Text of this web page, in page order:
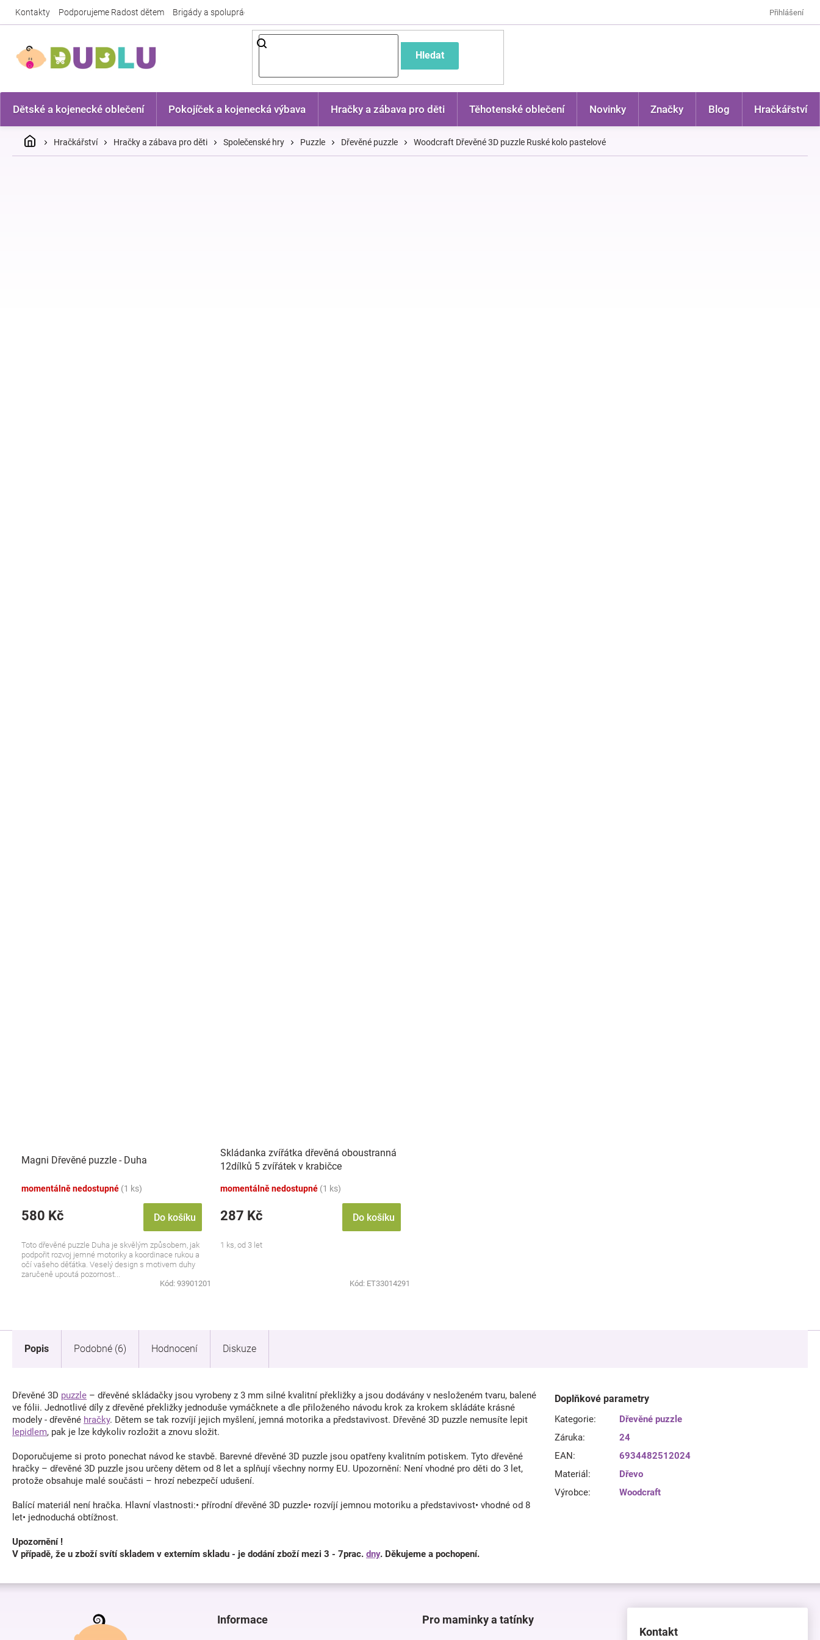
Kontakty Podporujeme Radost dětem Brigády a spolupráce Přihlášení
Hledat
Dětské a kojenecké oblečení Pokojíček a kojenecká výbava Hračky a zábava pro děti Těhotenské oblečení Novinky Značky Blog Hračkářství
DomůHračkářství Hračky a zábava pro děti Společenské hry Puzzle Dřevěné puzzle Woodcraft Dřevěné 3D puzzle Ruské kolo pastelové
Magni Dřevěné puzzle - Duha
momentálně nedostupné (1 ks)
580 Kč Do košíku
Toto dřevěné puzzle Duha je skvělým způsobem, jak
podpořit rozvoj jemné motoriky a koordinace rukou a
očí vašeho děťátka. Veselý design s motivem duhy
zaručeně upoutá pozornost...
Kód: 93901201
Skládanka zvířátka dřevěná oboustranná
12dílků 5 zvířátek v krabičce
momentálně nedostupné (1 ks)
287 Kč Do košíku
1 ks, od 3 let
Kód: ET33014291
Popis Podobné (6) Hodnocení Diskuze
Dřevěné 3D puzzle – dřevěné skládačky jsou vyrobeny z 3 mm silné kvalitní překližky a jsou dodávány v nesloženém tvaru, balené
ve fólii. Jednotlivé díly z dřevěné překližky jednoduše vymáčknete a dle přiloženého návodu krok za krokem skládáte krásné
modely - dřevěné hračky. Dětem se tak rozvíjí jejich myšlení, jemná motorika a představivost. Dřevěné 3D puzzle nemusíte lepit
lepidlem, pak je lze kdykoliv rozložit a znovu složit.
Doporučujeme si proto ponechat návod ke stavbě. Barevné dřevěné 3D puzzle jsou opatřeny kvalitním potiskem. Tyto dřevěné
hračky – dřevěné 3D puzzle jsou určeny dětem od 8 let a splňují všechny normy EU. Upozornění: Není vhodné pro děti do 3 let,
protože obsahuje malé součásti – hrozí nebezpečí udušení.
Balící materiál není hračka. Hlavní vlastnosti:• přírodní dřevěné 3D puzzle• rozvíjí jemnou motoriku a představivost• vhodné od 8
let• jednoduchá obtížnost.
Upozornění !
V případě, že u zboží svítí skladem v externím skladu - je dodání zboží mezi 3 - 7prac. dny. Děkujeme a pochopení.
Doplňkové parametry
Kategorie:
Dřevěné puzzle
Záruka:
24
EAN:
6934482512024
Materiál :
Dřevo
Výrobce: Woodcraft
Z
Informace
Pro maminky a tatínky
Kontakt